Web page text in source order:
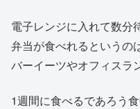
電子レンジに入れて数分
弁当が食べれるというの
バーイーツやオフィスラ
1週間に食べるであろう